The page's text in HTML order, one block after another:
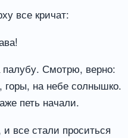
все кричат:
Смотрю, верно:
горы, на небе солнышко.
петь начали.
все стали проситься